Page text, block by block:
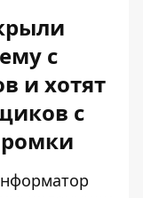
с
и хотят
с